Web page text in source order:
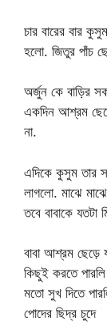
চার বারের বার
হলো. জিতুর পাঁচ
অর্জুন কে বাড়ির
একদিন আশ্রম
না.
এদিকে কুসুম তার
লাগলো. মাঝে
তবে বাবাকে যতটা
বাবা আশ্রম ছেড়ে
কিছুই করতে
মতো সুখ দিতে
পোদের ছিদ্র চুদে